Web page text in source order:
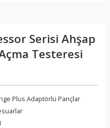
Serisi Ahşap
Testeresi
Plus Adaptörlü Pançlar